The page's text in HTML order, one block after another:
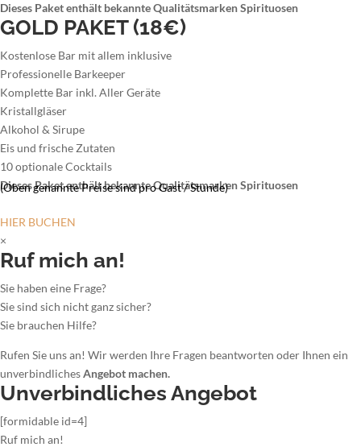
Dieses Paket enthält bekannte Qualitätsmarken Spirituosen
GOLD PAKET (18€)
Kostenlose Bar mit allem inklusive
Professionelle Barkeeper
Komplette Bar inkl. Aller Geräte
Kristallgläser
Alkohol & Sirupe
Eis und frische Zutaten
10 optionale Cocktails
Dieses Paket enthält bekannte Qualitätsmarken Spirituosen
(Oben genannte Preise sind pro Gast / Stunde)
HIER BUCHEN
×
Ruf mich an!
Sie haben eine Frage?
Sie sind sich nicht ganz sicher?
Sie brauchen Hilfe?
Rufen Sie uns an! Wir werden Ihre Fragen beantworten oder Ihnen ein
unverbindlichesAngebot machen.
Unverbindliches Angebot
[formidable id=4]
Ruf mich an!